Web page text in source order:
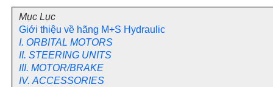
Mục Lục
Giới thiệu về hãng M+S Hydraulic
I. ORBITAL MOTORS
II. STEERING UNITS
III. MOTOR/BRAKE
IV. ACCESSORIES